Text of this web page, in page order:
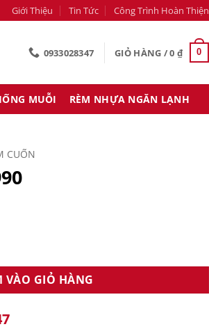
Giới Thiệu Tin Tức Công Trình Hoàn Thiện
0933028347 GIỎ HÀNG /0 ₫ 0
MUỖI RÈM NHỰA NGĂN LẠNH
CUỐN
VÀO GIỎ HÀNG